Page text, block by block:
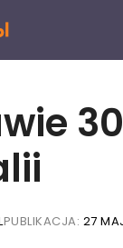
PUBLIKACJA: 27